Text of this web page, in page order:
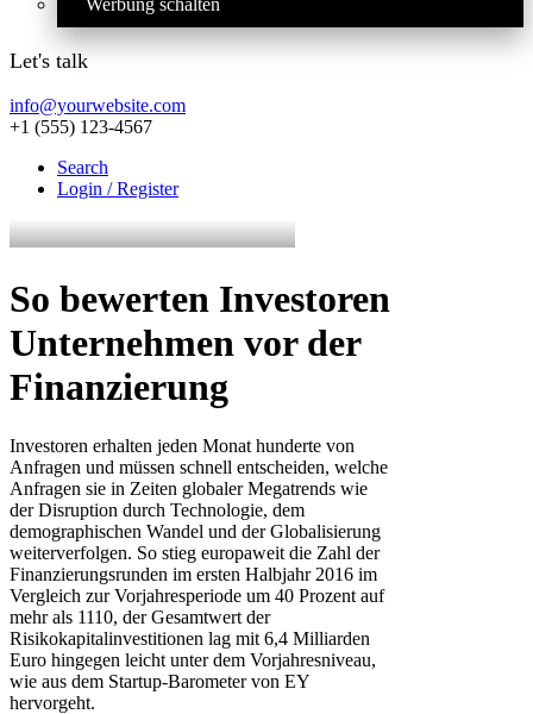
Werbung schalten
Let's talk
info@yourwebsite.com
+1 (555) 123-4567
Search
Login / Register
So bewerten Investoren
Unternehmen vor der
Finanzierung
Investoren erhalten jeden Monat hunderte von
Anfragen und müssen schnell entscheiden, welche
Anfragen sie in Zeiten globaler Megatrends wie
der Disruption durch Technologie, dem
demographischen Wandel und der Globalisierung
weiterverfolgen. So stieg europaweit die Zahl der
Finanzierungsrunden im ersten Halbjahr 2016 im
Vergleich zur Vorjahresperiode um 40 Prozent auf
mehr als 1110, der Gesamtwert der
Risikokapitalinvestitionen lag mit 6,4 Milliarden
Euro hingegen leicht unter dem Vorjahresniveau,
wie aus dem Startup-Barometer von EY
hervorgeht.